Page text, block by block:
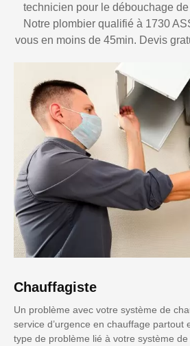
technicien pour le débouchage
Notre plombier qualifié à 1730
vous en moins de 45min. Devis
Chauffagiste
Un problème avec votre système de
service d’urgence en chauffage partout
type de problème lié à votre système